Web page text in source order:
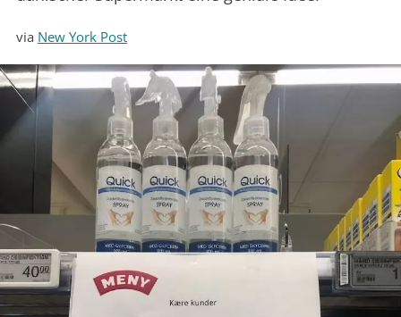
via New York Post